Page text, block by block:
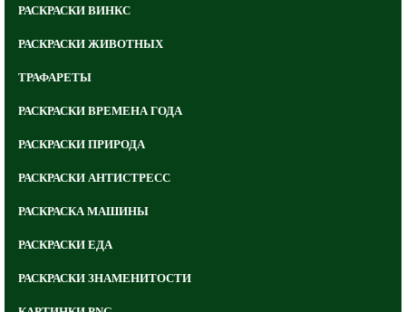
РАСКРАСКИ ВИНКС
РАСКРАСКИ ЖИВОТНЫХ
ТРАФАРЕТЫ
РАСКРАСКИ ВРЕМЕНА ГОДА
РАСКРАСКИ ПРИРОДА
РАСКРАСКИ АНТИСТРЕСС
РАСКРАСКА МАШИНЫ
РАСКРАСКИ ЕДА
РАСКРАСКИ ЗНАМЕНИТОСТИ